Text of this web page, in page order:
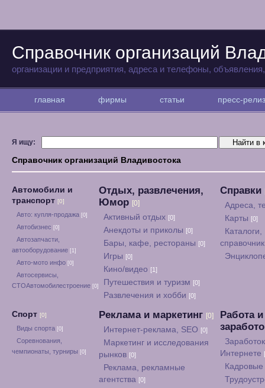
Справочник организаций
организации и предприятия, адреса и телефоны,
главная фирмы статьи пресс-
Я ищу:
Справочник организаций Владивостока
Автомобили и
транспорт [0]
Авто: купля-продажа [0]
Автобизнес [0]
Автозапчасти,
автооборудование [1]
Авто-мото инфо [0]
Автосервисы,
СТОАвтомобилестроение [0]
Отдых, развлечения,
Юмор [0]
Активный отдых [0]
Анекдоты и приколы [0]
Бары, кафе, рестораны [0]
Игры [0]
Кино/видео [1]
Путешествия и туризм [0]
Развлечения и хобби [0]
Справки
Адреса,
Карты [0]
Каталоги,
Спорт [0]
Виды спорта [0]
Соревнования,
чемпионаты, турниры [0]
Реклама и маркетинг [0]
Интернет-реклама, SEO [0]
Маркетинг и исследования
рынков [0]
Реклама, рекламные
агентства [0]
Работа и
Интернете
Кадровые